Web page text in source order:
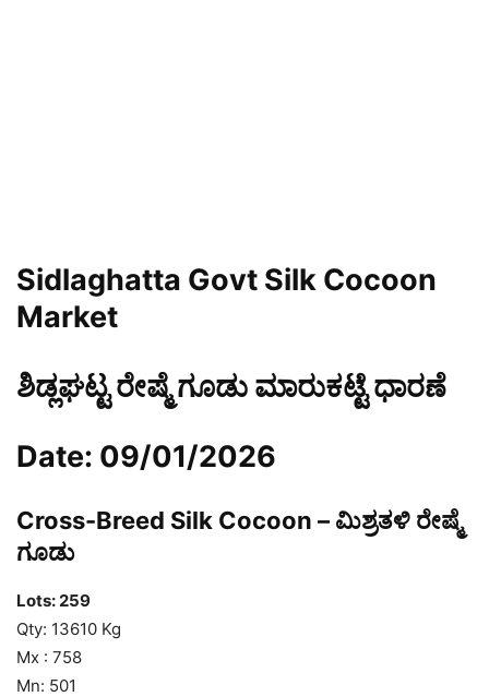
Sidlaghatta Govt Silk Cocoon
Market
ಶಿಡ್ಲಘಟ್ಟ ರೇಷ್ಮೆ ಗೂಡು ಮಾರುಕಟ್ಟೆ ಧಾರಣೆ
Date: 09/01/2026
Cross-Breed Silk Cocoon – ಮಿಶ್ರತಳಿ ರೇಷ್ಮೆ
ಗೂಡು
Lots: 259
Qty: 13610 Kg
Mx : 758
Mn: 501